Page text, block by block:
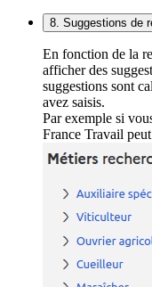
8. Suggestions de
En fonction de la
afficher des
suggestions sont
avez saisis.
Par exemple si
France Travail